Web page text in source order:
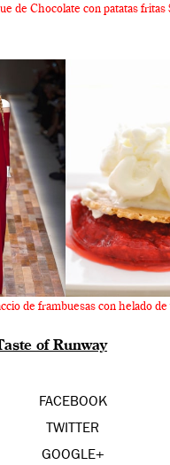
de Chocolate con patatas fritas
de frambuesas con helado de
of Runway
FACEBOOK
TWITTER
GOOGLE+